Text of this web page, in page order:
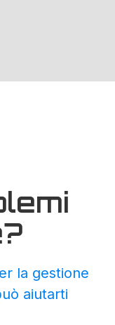
la gestione
aiutarti